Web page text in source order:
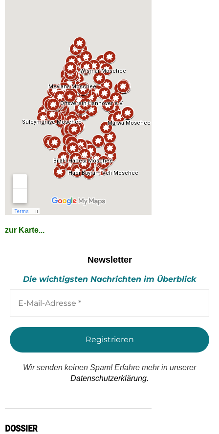
zur Karte...
Newsletter
Die wichtigsten Nachrichten im Überblick
Mail-
*
Wir senden keinen Spam! Erfahre mehr in unserer
Datenschutzerklärung.
DOSSIER